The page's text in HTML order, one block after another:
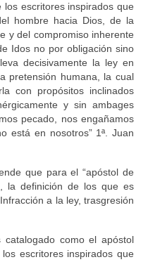
escritores inspirados que
hombre hacia Dios, de la
y del compromiso inherente
Idos no por obligación sino
decisivamente la ley en
pretensión humana, la cual
con propósitos inclinados
y sin ambages
pecado, nos engañamos
está en nosotros” 1ª. Juan
que para el “apóstol de
la definición de los que es
a la ley, trasgresión
como el apóstol
escritores inspirados que